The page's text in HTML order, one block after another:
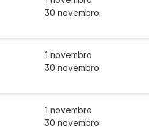
30 novembro
1 novembro
30 novembro
1 novembro
30 novembro